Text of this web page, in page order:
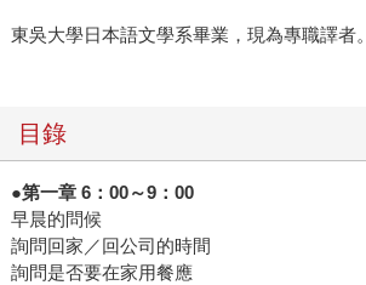
東吳大學日本語文學系畢業，現為專職譯者。
目錄
●第一章 6：00～9：00
早晨的問候
詢問回家／回公司的時間
詢問是否要在家用餐應